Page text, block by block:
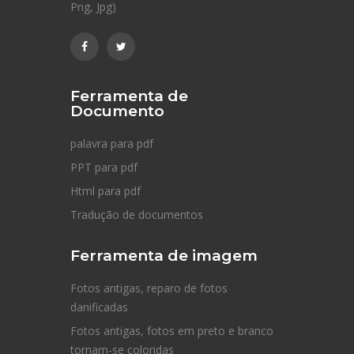
Png, Jpg)
Ferramenta de
Documento
palavra para pdf
PPT para pdf
Html para pdf
Tradução de documentos
Ferramenta de imagem
Fotos antigas, reparo de fotos
danificadas
Fotos antigas, fotos em preto e branco
tornam-se coloridas